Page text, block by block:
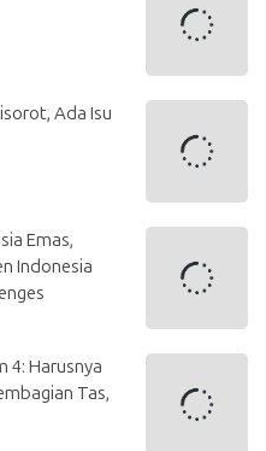
Ada Isu
Emas,
Indonesia
4: Harusnya
Tas,